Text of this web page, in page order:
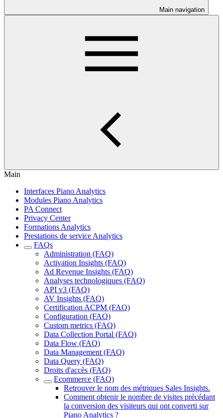
Main navigation
Main
Interfaces Piano Analytics
Modules Piano Analytics
PA Connect
Privacy Center
Formations Analytics
Prestations de service Analytics
FAQs
Administration (FAQ)
Activation Insights (FAQ)
Ad Revenue Insights (FAQ)
Analyses technologiques (FAQ)
API v3 (FAQ)
AV Insights (FAQ)
Certification ACPM (FAQ)
Configuration (FAQ)
Custom metrics (FAQ)
Data Collection Portal (FAQ)
Data Flow (FAQ)
Data Management (FAQ)
Data Query (FAQ)
Droits d'accès (FAQ)
Ecommerce (FAQ)
Retrouver le nom des métriques Sales Insights.
Comment obtenir le nombre de visites précédant
la conversion des visiteurs qui ont converti sur
Piano Analytics ?